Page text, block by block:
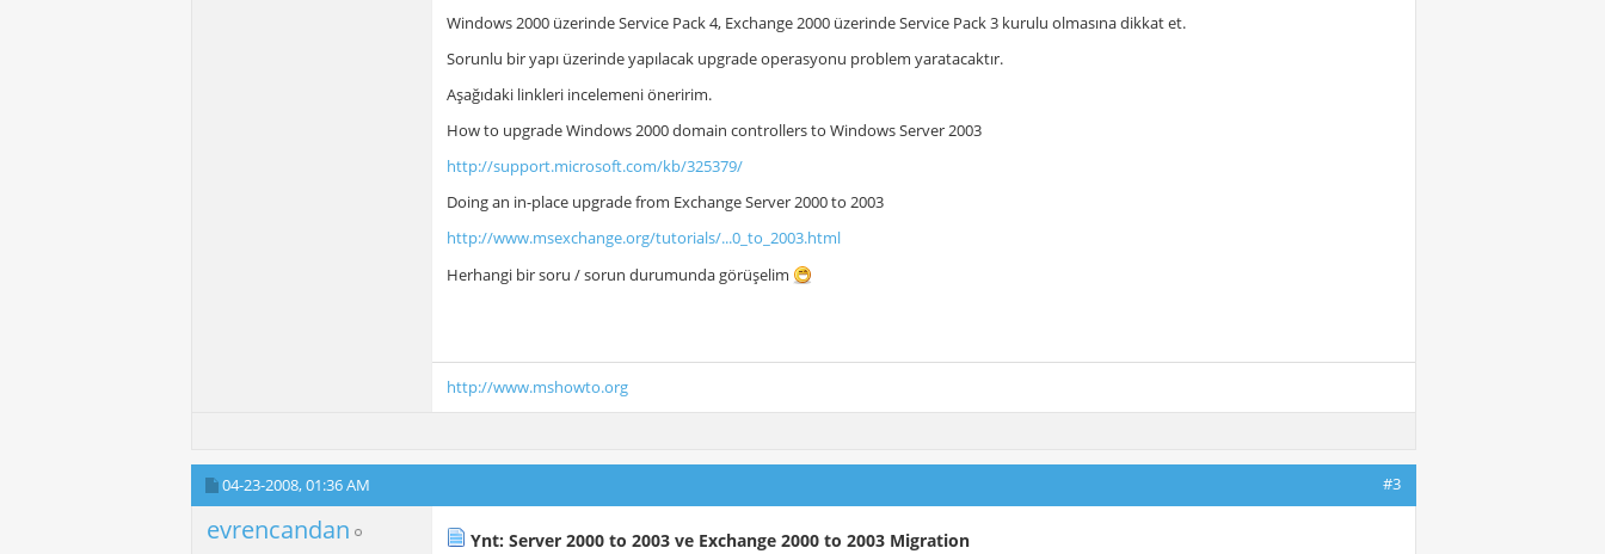
Windows 2000 üzerinde Service Pack 4, Exchange 2000 üzerinde Service Pack 3 kurulu olmasına dikkat et.
Sorunlu bir yapı üzerinde yapılacak upgrade operasyonu problem yaratacaktır.
Aşağıdaki linkleri incelemeni öneririm.
How to upgrade Windows 2000 domain controllers to Windows Server 2003
http://support.microsoft.com/kb/325379/
Doing an in-place upgrade from Exchange Server 2000 to 2003
http://www.msexchange.org/tutorials/...0_to_2003.html
Herhangi bir soru / sorun durumunda görüşelim
http://www.mshowto.org
04-23-2008,01:36 AM #3
evrencandan Ynt: Server 2000 to 2003 ve Exchange 2000 to 2003 Migration